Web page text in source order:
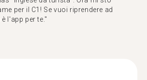
per il C1! Se vuoi riprendere ad
l'app per te."